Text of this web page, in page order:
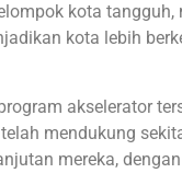
kota tangguh,
kota lebih
akselerator
mendukung
mereka,